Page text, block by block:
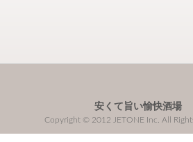
安くて旨い愉快酒場
Copyright © 2012 JETONE Inc. All Rights